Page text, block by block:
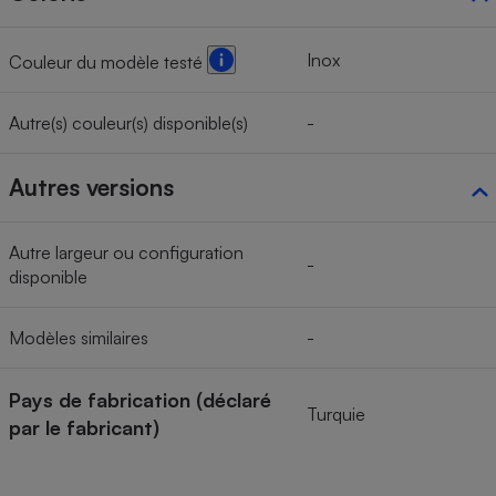
Couleur du modèle testé Inox
Autre(s) couleur(s) disponible(s) -
Autres versions
Autre largeur ou configuration
disponible
-
Modèles similaires -
Pays de fabrication (déclaré
par le fabricant)
Turquie